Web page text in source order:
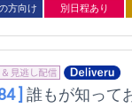
具体的な手法までをコ
方向け 別日程あり
]誰もが知って